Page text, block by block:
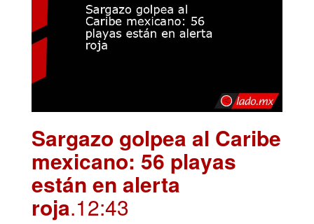
Sargazo golpea al Caribe
mexicano: 56 playas
están en alerta
roja.12:43